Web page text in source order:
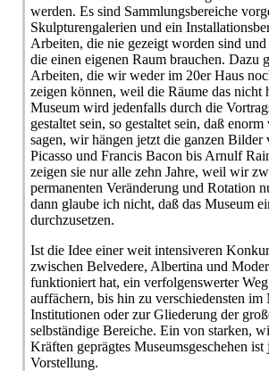
werden. Es sind Sammlungsbereiche
Skulpturengalerien und ein
Arbeiten, die nie gezeigt worden sind
die einen eigenen Raum brauchen. Dazu
Arbeiten, die wir weder im 20er Haus
zeigen können, weil die Räume das
Museum wird jedenfalls durch die
gestaltet sein, so gestaltet sein, daß
sagen, wir hängen jetzt die ganzen
Picasso und Francis Bacon bis Arnulf
zeigen sie nur alle zehn Jahre, weil wir
permanenten Veränderung und Rotation
dann glaube ich nicht, daß das Museum
durchzusetzen.
Ist die Idee einer weit intensiveren
zwischen Belvedere, Albertina und
funktioniert hat, ein verfolgenswerter
auffächern, bis hin zu verschiedensten im
Institutionen oder zur Gliederung der
selbständige Bereiche. Ein von starken,
Kräften geprägtes Museumsgeschehen ist
Vorstellung.